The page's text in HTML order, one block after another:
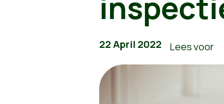
22 April 2022 Lees voor